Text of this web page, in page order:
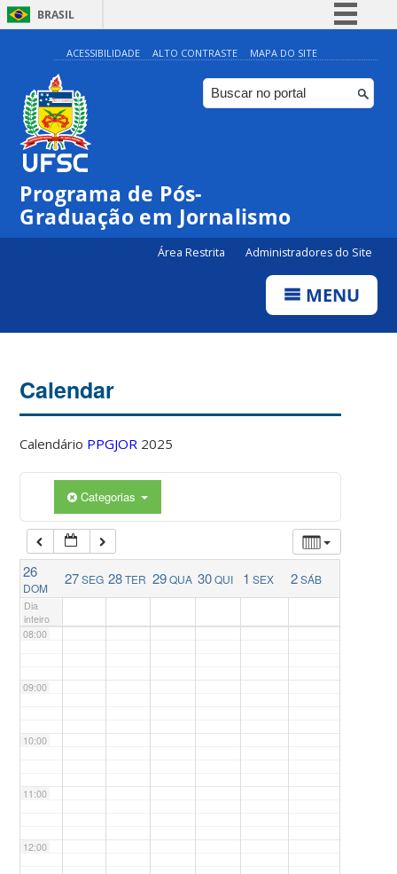
BRASIL
Simplifique!
Comunica BR
Participe
ACESSIBILIDADE ALTO CONTRASTE MAPA DO SITE
Programa de Pós-
Graduação em Jornalismo
Área Restrita Administradores do Site
MENU
Calendar
Calendário PPGJOR 2025
Categorias
26
DOM
27SEG 28TER 29QUA 30QUI 1 SEX 2SÁB
Dia
inteiro
00:00
05:00
06:00
07:00
08:00
09:00
10:00
11:00
12:00